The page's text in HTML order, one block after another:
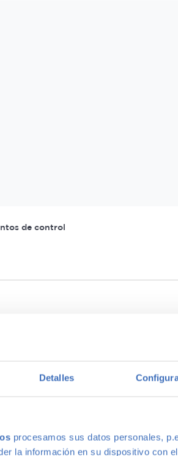
Detalles
procesamos sus datos personales,
la información en su dispositivo con
de control
BARATA
3 años Garantía Premium